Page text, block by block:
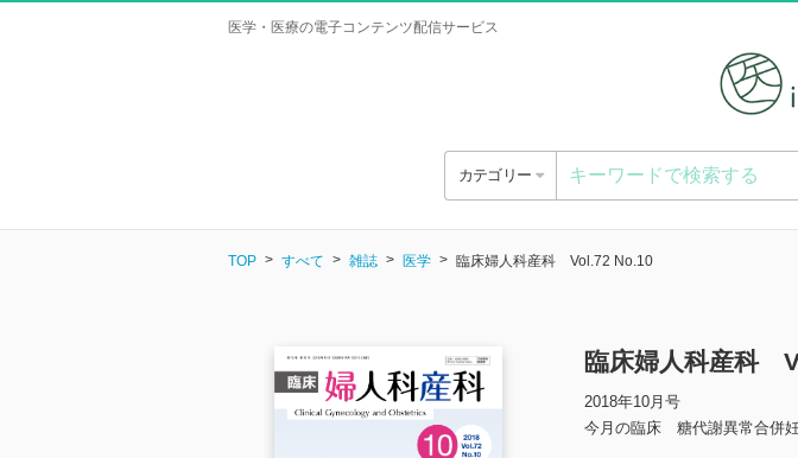
医学・医療の電子コンテンツ配信サービス
カテゴリー
TOP すべて 雑誌 医学 臨床婦人科産科 Vol.72 No.10
臨床婦人科産科
2018年10月号
今月の臨床 糖代謝異常合併